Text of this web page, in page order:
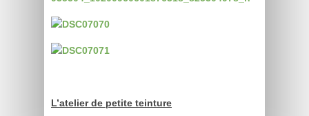
L’atelier de petite teinture